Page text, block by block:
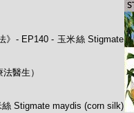
》- EP140 - 玉米絲 Stigmate
醫生）
Stigmate maydis (corn silk)